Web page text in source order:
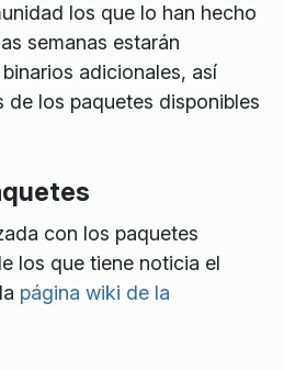
los que lo han hecho
semanas estarán
adicionales, así
de los paquetes disponibles
con los paquetes
los que tiene noticia el
página wiki de la